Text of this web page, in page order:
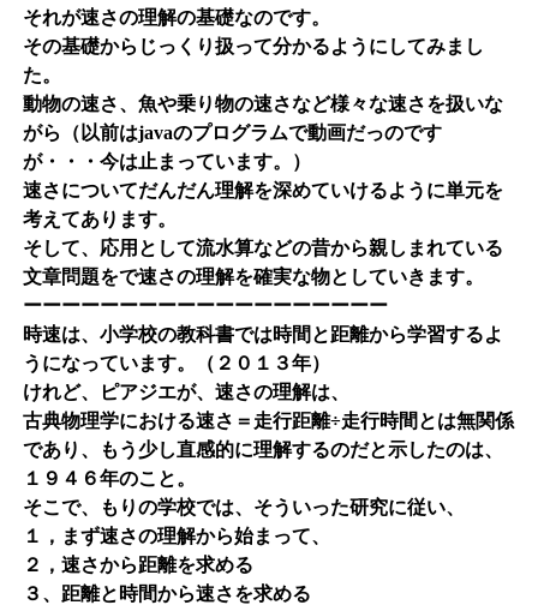
それが速さの理解の基礎なのです。
その基礎からじっくり扱って分かるようにしてみまし
た。
動物の速さ、魚や乗り物の速さなど様々な速さを扱いな
がら（以前はjavaのプログラムで動画だっのです
が・・・今は止まっています。）
速さについてだんだん理解を深めていけるように単元を
考えてあります。
そして、応用として流水算などの昔から親しまれている
文章問題をで速さの理解を確実な物としていきます。
ーーーーーーーーーーーーーーーーーーー
時速は、小学校の教科書では時間と距離から学習するよ
うになっています。（２０１３年）
けれど、ピアジエが、速さの理解は、
古典物理学における速さ＝走行距離÷走行時間とは無関係
であり、もう少し直感的に理解するのだと示したのは、
１９４６年のこと。
そこで、もりの学校では、そういった研究に従い、
１，まず速さの理解から始まって、
２，速さから距離を求める
３、距離と時間から速さを求める